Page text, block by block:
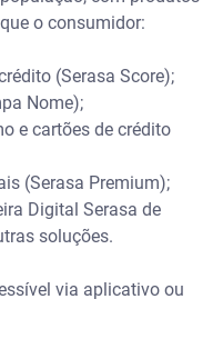
na Serasa?
o consumidor:
(Serasa Score);
Nome);
e cartões de crédito
(Serasa Premium);
Digital Serasa de
soluções.
via aplicativo ou